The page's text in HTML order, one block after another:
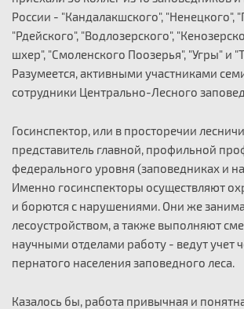
России - "Кандалакшского", "Ненецкого",
"Рдейского", "Водлозерского",
шхер", "Смоленского Поозерья", "Угры" и
Разумеется, активными участниками
сотрудники Центрально-Лесного
Госинспектор, или в просторечии
представитель главной, профильной
федерального уровня (заповедниках и
Именно госинспекторы осуществляют
и борются с нарушениями. Они же
лесоустройством, а также выполняют
научными отделами работу - ведут учет
пернатого населения заповедного леса.
Казалось бы, работа привычная и